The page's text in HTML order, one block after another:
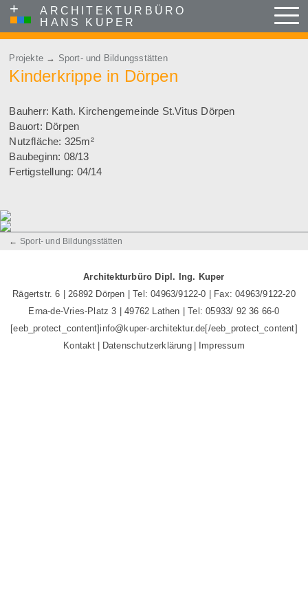
+
ARCHITEKTURBÜRO
HANS KUPER
Menu
Skip to content
Projekte → Sport- und Bildungsstätten
Kinderkrippe in Dörpen
Bauherr: Kath. Kirchengemeinde St.Vitus Dörpen
Bauort: Dörpen
Nutzfläche: 325m²
Baubeginn: 08/13
Fertigstellung: 04/14
Post navigation
← Sport- und Bildungsstätten
Architekturbüro Dipl. Ing. Kuper
Rägertstr. 6 | 26892 Dörpen | Tel: 04963/9122-0 | Fax: 04963/9122-20
Erna-de-Vries-Platz 3 | 49762 Lathen | Tel: 05933/ 92 36 66-0
[eeb_protect_content]info@kuper-architektur.de[/eeb_protect_content]
Kontakt
Datenschutzerklärung Impressum